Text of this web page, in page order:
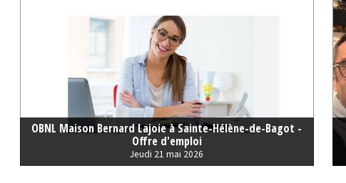
OBNL Maison Bernard Lajoie à Sainte-Hélène-de-Bagot -
Offre d'emploi
Jeudi 21 mai 2026